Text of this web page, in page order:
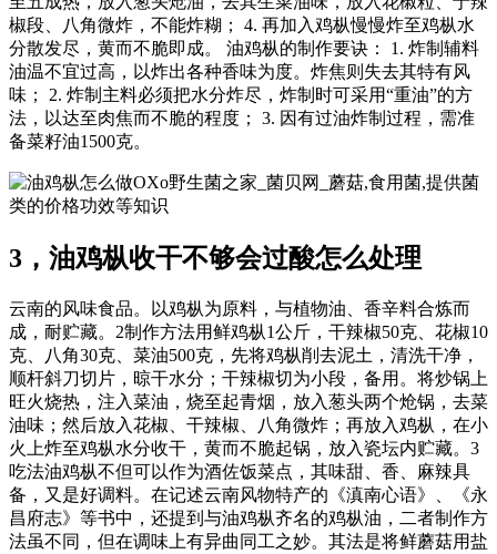
椒段、八角微炸，不能炸糊； 4. 再加入鸡枞慢慢炸至鸡枞水
分散发尽，黄而不脆即成。 油鸡枞的制作要诀： 1. 炸制辅料
油温不宜过高，以炸出各种香味为度。炸焦则失去其特有风
味； 2. 炸制主料必须把水分炸尽，炸制时可采用“重油”的方
法，以达至肉焦而不脆的程度； 3. 因有过油炸制过程，需准
备菜籽油1500克。
OXo野生菌之家_菌贝网_蘑菇,食用菌,提供菌
类的价格功效等知识
3，油鸡枞收干不够会过酸怎么处理
云南的风味食品。以鸡枞为原料，与植物油、香辛料合炼而
成，耐贮藏。2制作方法用鲜鸡枞1公斤，干辣椒50克、花椒10
克、八角30克、菜油500克，先将鸡枞削去泥土，清洗干净，
顺杆斜刀切片，晾干水分；干辣椒切为小段，备用。将炒锅上
旺火烧热，注入菜油，烧至起青烟，放入葱头两个炝锅，去菜
油味；然后放入花椒、干辣椒、八角微炸；再放入鸡枞，在小
火上炸至鸡枞水分收干，黄而不脆起锅，放入瓷坛内贮藏。3
吃法油鸡枞不但可以作为酒佐饭菜点，其味甜、香、麻辣具
备，又是好调料。在记述云南风物特产的《滇南心语》、《永
昌府志》等书中，还提到与油鸡枞齐名的鸡枞油，二者制作方
法虽不同，但在调味上有异曲同工之妙。其法是将鲜蘑菇用盐